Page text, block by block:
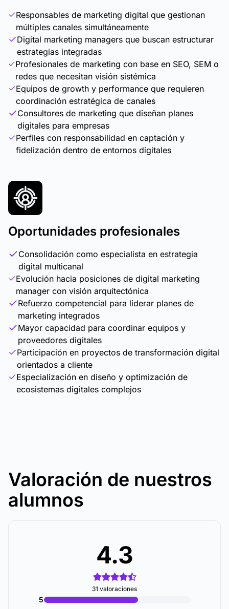
Responsables de marketing digital que gestionan
múltiples canales simultáneamente
Digital marketing managers que buscan estructurar
estrategias integradas
Profesionales de marketing con base en SEO, SEM o
redes que necesitan visión sistémica
Equipos de growth y performance que requieren
coordinación estratégica de canales
Consultores de marketing que diseñan planes
digitales para empresas
Perfiles con responsabilidad en captación y
fidelización dentro de entornos digitales
Oportunidades profesionales
Consolidación como especialista en estrategia
digital multicanal
Evolución hacia posiciones de digital marketing
manager con visión arquitectónica
Refuerzo competencial para liderar planes de
marketing integrados
Mayor capacidad para coordinar equipos y
proveedores digitales
Participación en proyectos de transformación digital
orientados a cliente
Especialización en diseño y optimización de
ecosistemas digitales complejos
Valoración de nuestros
alumnos
4.3
31 valoraciones
5